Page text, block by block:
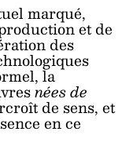
marqué,
et de
des
la
nées de
de sens, et
en ce